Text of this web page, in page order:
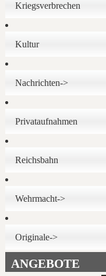
Kriegsverbrechen
Kultur
Nachrichten->
Privataufnahmen
Reichsbahn
Wehrmacht->
Originale->
ANGEBOTE